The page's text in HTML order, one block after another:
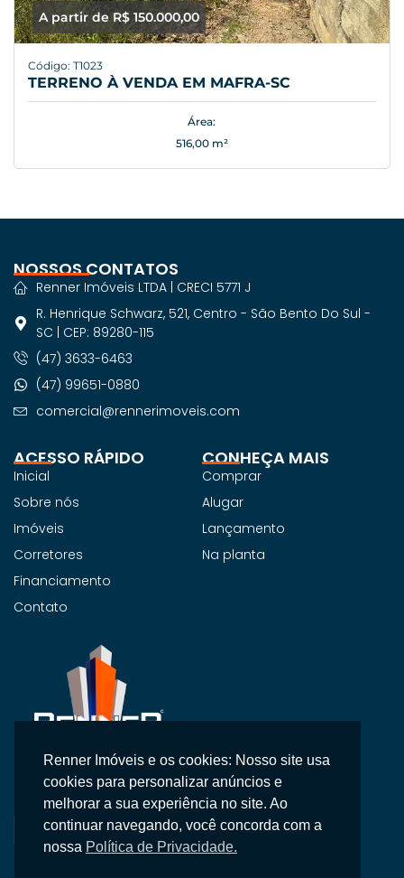
A partir de R$ 150.000,00
Código: T1023
TERRENO À VENDA EM MAFRA-SC
Área:
516,00 m²
Na Renner Imobiliária, não vendemos apenas imóveis,
entregamos segurança, confiança e um atendimento
personalizado.
ACESSO RÁPIDO
Inicial
Sobre nós
Imóveis
Corretores
Financiamento
Contato
CONHEÇA MAIS
Comprar
Alugar
Lançamento
Na planta
NOSSOS CONTATOS
Renner Imóveis LTDA | CRECI 5771 J
R. Henrique Schwarz, 521, Centro - São Bento Do Sul -
SC | CEP: 89280-115
(47) 3633-6463
(47) 99651-0880
comercial@rennerimoveis.com
Renner Imóveis e os cookies: Nosso site usa
cookies para personalizar anúncios e
melhorar a sua experiência no site. Ao
continuar navegando, você concorda com a
nossa Política de Privacidade.